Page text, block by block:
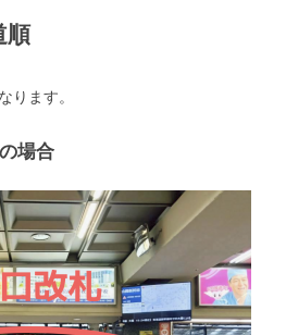
順
ります。
場合